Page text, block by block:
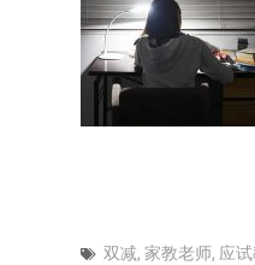
双减, 家教老师, 应